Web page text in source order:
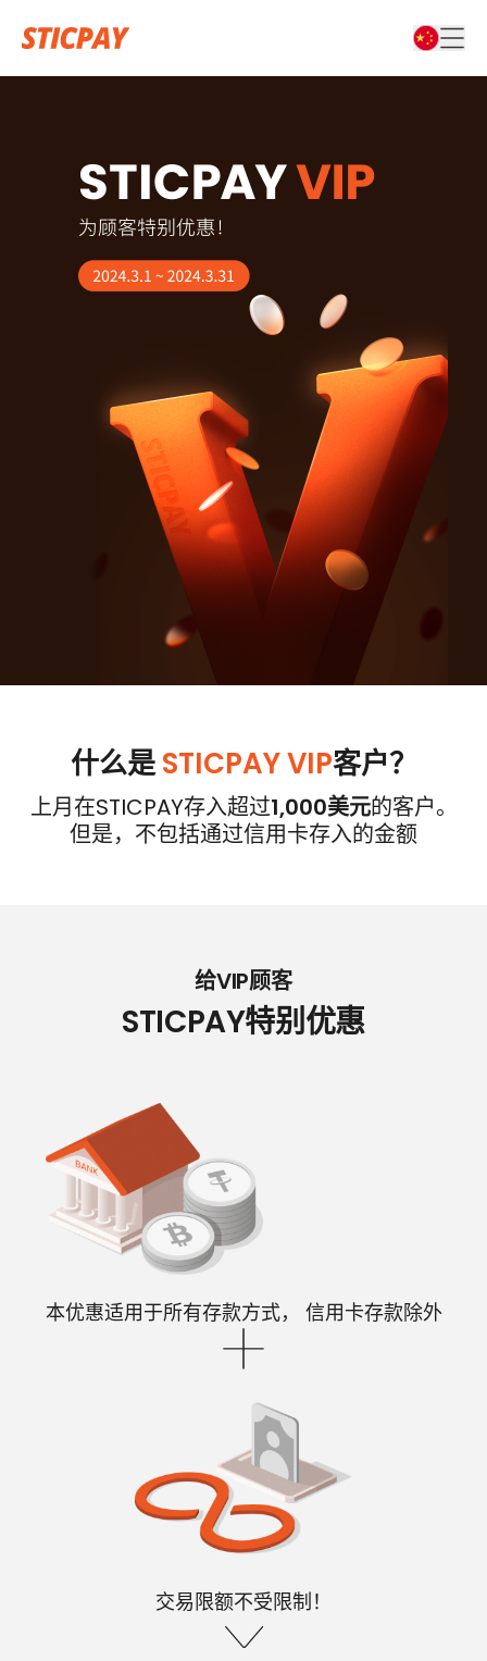
什么是STICPAY VIP客户？
上月在STICPAY存入超过1,000美元的客户。
但是，不包括通过信用卡存入的金额
给VIP顾客
STICPAY特别优惠
本优惠适用于所有存款方式， 信用卡存款除外
交易限额不受限制！